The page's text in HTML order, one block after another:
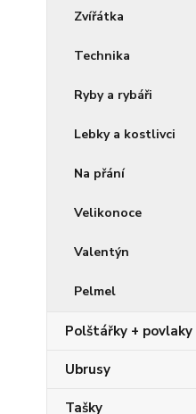
Zvířátka
Technika
Ryby a rybáři
Lebky a kostlivci
Na přání
Velikonoce
Valentýn
Pelmel
Polštářky + povlaky
Ubrusy
Tašky